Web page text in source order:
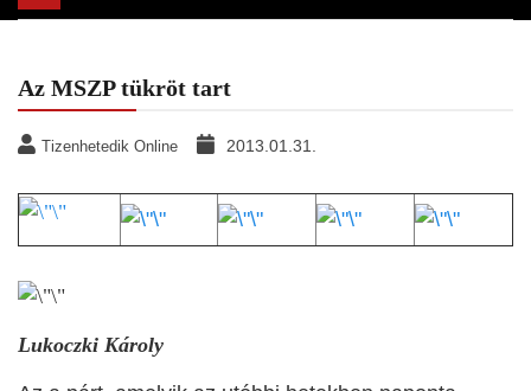
navigation
Az MSZP tükröt tart
Tizenhetedik Online 2013.01.31.
Lukoczki Károly